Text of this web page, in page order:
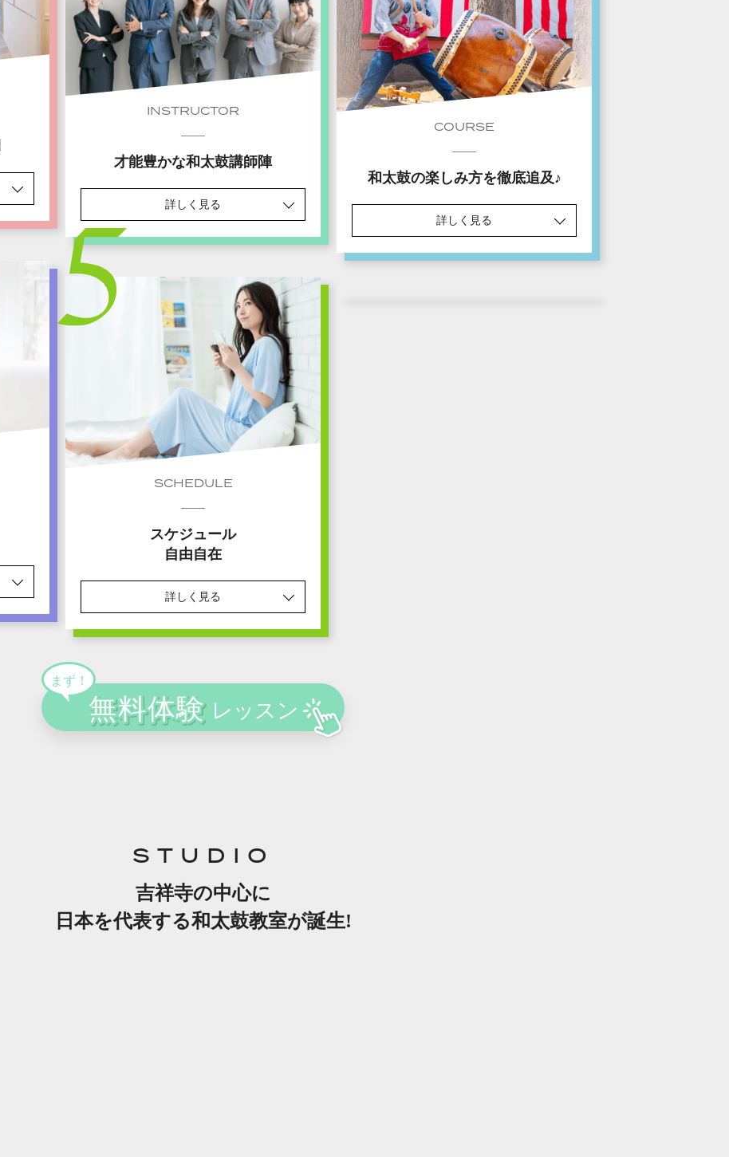
INSTRUCTOR
才能豊かな和太鼓講師陣
詳しく見る
COURSE
和太鼓の楽しみ方を徹底追及♪
詳しく見る
SCHEDULE
スケジュール
自由自在
詳しく見る
STUDIO
吉祥寺の中心に
日本を代表する和太鼓教室が誕生!